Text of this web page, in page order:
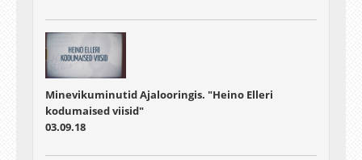
Minevikuminutid Ajalooringis. "Heino Elleri
kodumaised viisid"
03.09.18